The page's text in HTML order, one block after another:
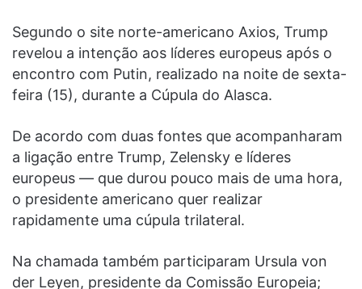
Segundo o site norte-americano Axios, Trump
revelou a intenção aos líderes europeus após o
encontro com Putin, realizado na noite de sexta-
feira (15), durante a Cúpula do Alasca.
De acordo com duas fontes que acompanharam
a ligação entre Trump, Zelensky e líderes
europeus — que durou pouco mais de uma hora,
o presidente americano quer realizar
rapidamente uma cúpula trilateral.
Na chamada também participaram Ursula von
der Leyen, presidente da Comissão Europeia;